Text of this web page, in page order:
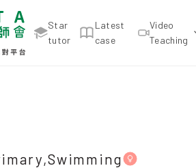
Star
tutor
Latest
case
Video
Teaching
，Tseung Kwan O